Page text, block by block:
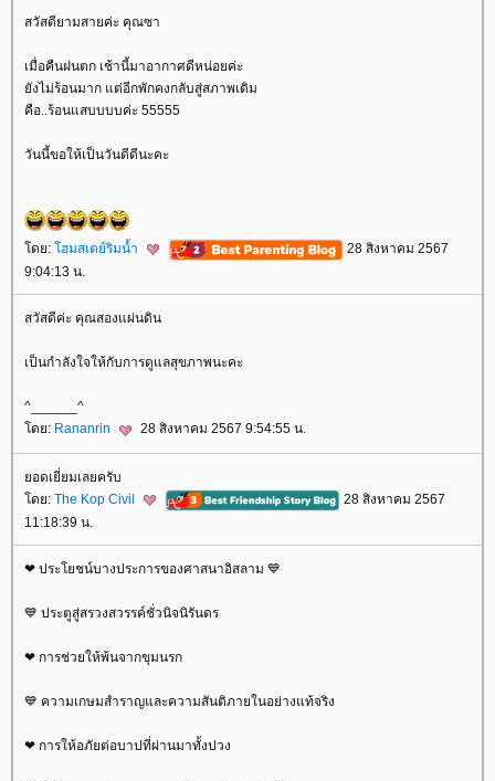
สวัสดียามสายค่ะ คุณซา
เมื่อคืนฝนตก เช้านี้มาอากาศดีหน่อยค่ะ
ังไม่ร้อนมาก แต่อีกพักคงกลับสู่สภาพเดิม
คือ..ร้อนแสบบบบค่ะ 55555
วันนี้ขอให้เป็นวันดีดีนะคะ
ดย: ฮมสเตย์ริมน้ำ
28 สิงหาคม 2567
9:04:13 น.
สวัสดีค่ะ คุณสองแผ่นดิน
เป็นกำลังใจให้กับการดูแลสุขภาพนะคะ
^______^
ดย: Rananrin 28 สิงหาคม 2567 9:54:55 น.
อดเยี่ยมเลยครับ
ดย: The Kop Civil
28 สิงหาคม 2567
11:18:39 น.
❤ ประโยชน์บางประการของศาสนาอิสลาม 💙
💙 ประตูสู่สรวงสวรรค์ชั่วนิจนิรันดร
❤ การช่วยให้พ้นจากขุมนรก
💙 ความเกษมสำราญและความสันติภายในอย่างแท้จริง
❤ การให้อภัยต่อบาปที่ผ่านมาทั้งปวง